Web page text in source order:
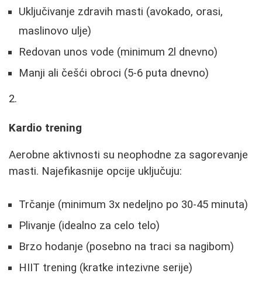
Uključivanje zdravih masti (avokado, orasi,
maslinovo ulje)
Redovan unos vode (minimum 2l dnevno)
Manji ali češći obroci (5-6 puta dnevno)
Kardio trening
Aerobne aktivnosti su neophodne za sagorevanje
masti. Najefikasnije opcije uključuju:
Trčanje (minimum 3x nedeljno po 30-45 minuta)
Plivanje (idealno za celo telo)
Brzo hodanje (posebno na traci sa nagibom)
HIIT trening (kratke intezivne serije)